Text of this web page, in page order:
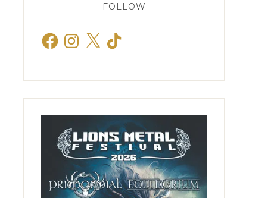
FOLLOW
FacebookInstagram
X TikTok